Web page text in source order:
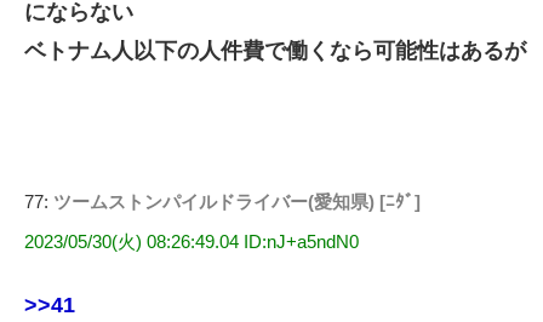
にならない
ベトナム人以下の人件費で働くなら可能性はあるが
77: ツームストンパイルドライバー(愛知県) [ﾆﾀﾞ]
2023/05/30(火) 08:26:49.04 ID:nJ+a5ndN0
>>41